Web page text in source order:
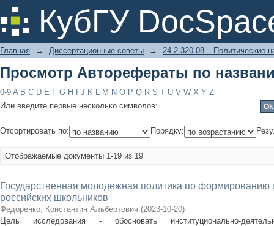
КубГУ
Просмотр Авторефераты по
Главная → Диссертационные советы → 24.2.320.08 – Политические
Просмотр Авторефераты по
0-9 A B C D E F G H J K L M N O P Q R S T U V W X Y Z
Или введите первые несколько символов:
Отсортировать по: Порядку:
Отображаемые документы 1-19 из 19
Государственная молодежная политика по формированию
российских школьников
Федоренко, Константин Альбертович (2023-10-20)
Цель исследования - обосновать институционально-